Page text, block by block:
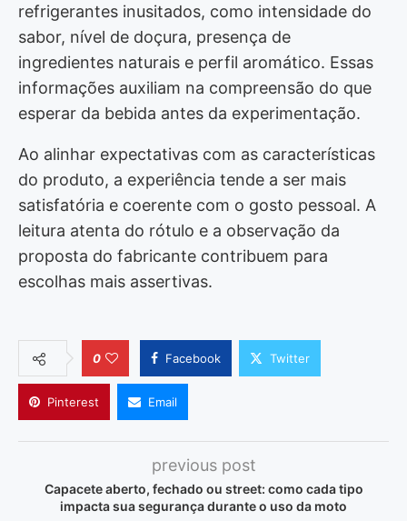
refrigerantes inusitados, como intensidade do
sabor, nível de doçura, presença de
ingredientes naturais e perfil aromático. Essas
informações auxiliam na compreensão do que
esperar da bebida antes da experimentação.
Ao alinhar expectativas com as características
do produto, a experiência tende a ser mais
satisfatória e coerente com o gosto pessoal. A
leitura atenta do rótulo e a observação da
proposta do fabricante contribuem para
escolhas mais assertivas.
0 Facebook Twitter
Pinterest Email
previous post
Capacete aberto, fechado ou street: como cada tipo
impacta sua segurança durante o uso da moto